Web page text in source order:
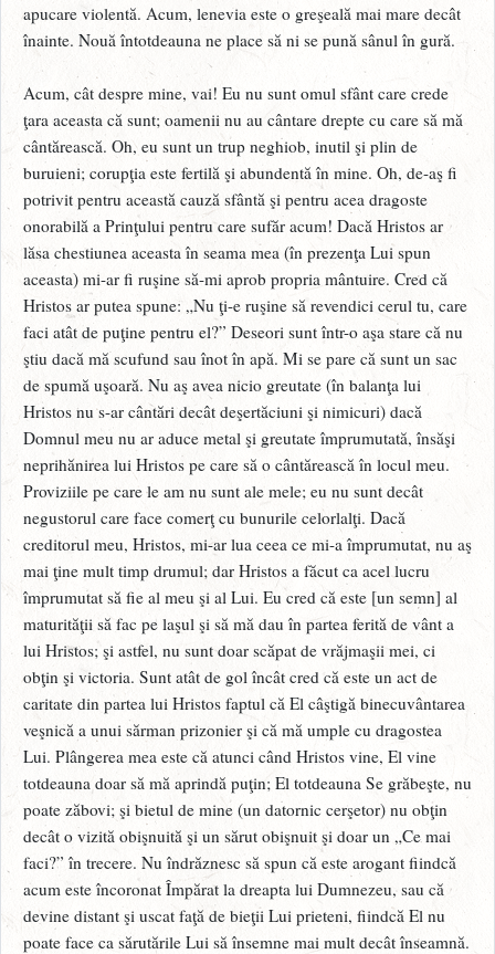
apucare violentă. Acum, lenevia este o greşeală mai mare decât
înainte. Nouă întotdeauna ne place să ni se pună sânul în gură.
Acum, cât despre mine, vai! Eu nu sunt omul sfânt care crede
ţara aceasta că sunt; oamenii nu au cântare drepte cu care să mă
cântărească. Oh, eu sunt un trup neghiob, inutil şi plin de
buruieni; corupţia este fertilă şi abundentă în mine. Oh, de-aş fi
potrivit pentru această cauză sfântă şi pentru acea dragoste
onorabilă a Prinţului pentru care sufăr acum! Dacă Hristos ar
lăsa chestiunea aceasta în seama mea (în prezenţa Lui spun
aceasta) mi-ar fi ruşine să-mi aprob propria mântuire. Cred că
Hristos ar putea spune: „Nu ţi-e ruşine să revendici cerul tu, care
faci atât de puţine pentru el?” Deseori sunt într-o aşa stare că nu
ştiu dacă mă scufund sau înot în apă. Mi se pare că sunt un sac
de spumă uşoară. Nu aş avea nicio greutate (în balanţa lui
Hristos nu s-ar cântări decât deşertăciuni şi nimicuri) dacă
Domnul meu nu ar aduce metal şi greutate împrumutată, însăşi
neprihănirea lui Hristos pe care să o cântărească în locul meu.
Proviziile pe care le am nu sunt ale mele; eu nu sunt decât
negustorul care face comerţ cu bunurile celorlalţi. Dacă
creditorul meu, Hristos, mi-ar lua ceea ce mi-a împrumutat, nu aş
mai ţine mult timp drumul; dar Hristos a făcut ca acel lucru
împrumutat să fie al meu şi al Lui. Eu cred că este [un semn] al
maturităţii să fac pe laşul şi să mă dau în partea ferită de vânt a
lui Hristos; şi astfel, nu sunt doar scăpat de vrăjmaşii mei, ci
obţin şi victoria. Sunt atât de gol încât cred că este un act de
caritate din partea lui Hristos faptul că El câştigă binecuvântarea
veşnică a unui sărman prizonier şi că mă umple cu dragostea
Lui. Plângerea mea este că atunci când Hristos vine, El vine
totdeauna doar să mă aprindă puţin; El totdeauna Se grăbeşte, nu
poate zăbovi; şi bietul de mine (un datornic cerşetor) nu obţin
decât o vizită obişnuită şi un sărut obişnuit şi doar un „Ce mai
faci?” în trecere. Nu îndrăznesc să spun că este arogant fiindcă
acum este încoronat Împărat la dreapta lui Dumnezeu, sau că
devine distant şi uscat faţă de bieţii Lui prieteni, fiindcă El nu
poate face ca sărutările Lui să însemne mai mult decât înseamnă.